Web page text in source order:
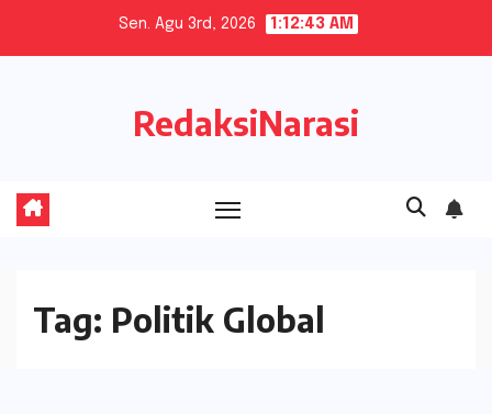
Sen. Agu 3rd, 2026 1:12:43 AM
RedaksiNarasi
Tag: Politik Global